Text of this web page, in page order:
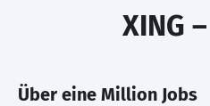
XING
Über eine Million Jobs